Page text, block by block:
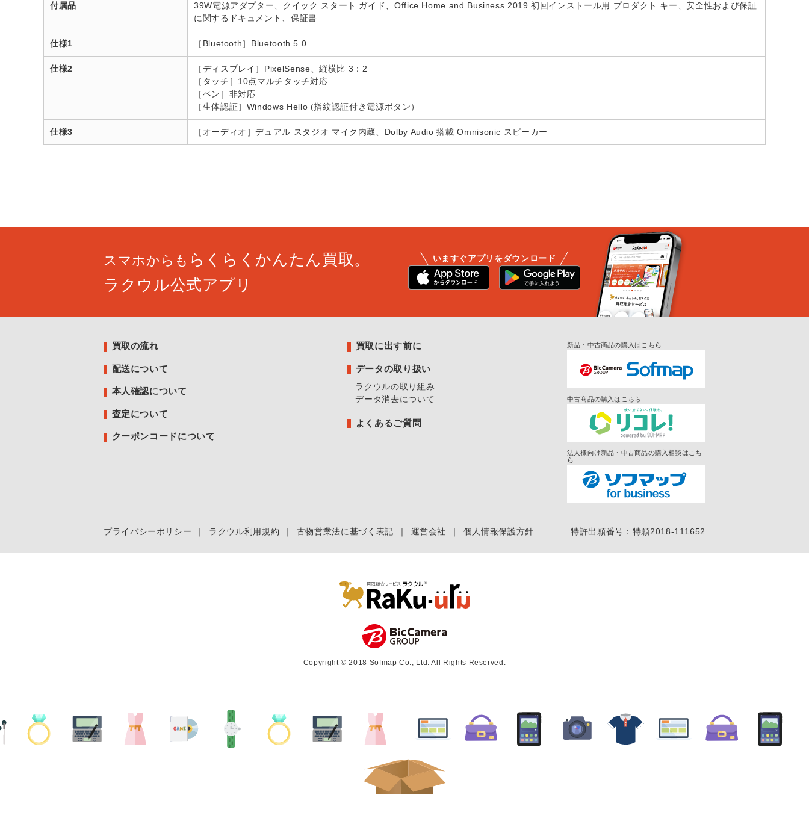
付属品
39W電源アダプター、クイック スタート ガイド、Office Home and Business 2019 初回インストール用 プロダクト キー、安全性および保証
に関するドキュメント、保証書
仕様1 ［Bluetooth］Bluetooth 5.0
仕様2
［ディスプレイ］PixelSense、縦横比 3：2
［タッチ］10点マルチタッチ対応
［ペン］非対応
［生体認証］Windows Hello (指紋認証付き電源ボタン）
仕様3 ［オーディオ］デュアル スタジオ マイク内蔵、Dolby Audio 搭載 Omnisonic スピーカー
スマホからも らくらくかんたん買取。
ラクウル公式アプリ
いますぐアプリをダウンロード
買取の流れ
配送について
本人確認について
査定について
クーポンコードについて
買取に出す前に
データの取り扱い
ラクウルの取り組み
データ消去について
よくあるご質問
新品・中古商品の購入はこちら
中古商品の購入はこちら
法人様向け新品・中古商品の購入相談はこち
ら
プライバシーポリシー ｜ ラクウル利用規約 ｜ 古物営業法に基づく表記 ｜ 運営会社 ｜ 個人情報保護方針 特許出願番号：特願2018-111652
Copyright © 2018 Sofmap Co., Ltd. All Rights Reserved.